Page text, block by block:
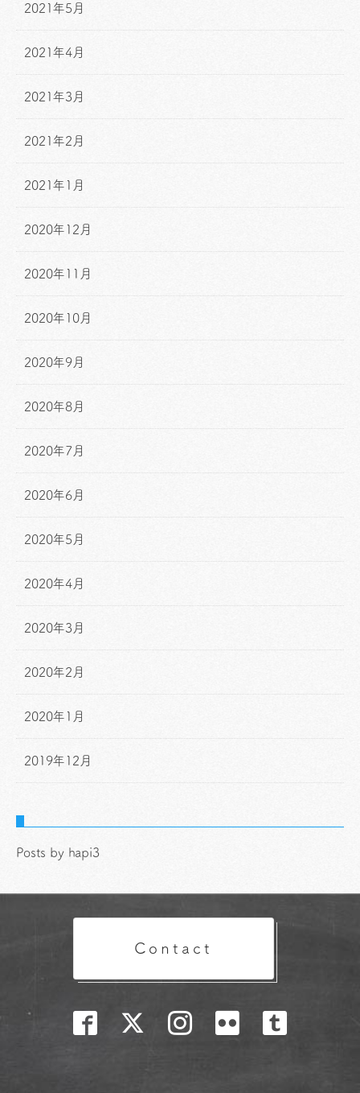
2021年5月
2021年4月
2021年3月
2021年2月
2021年1月
2020年12月
2020年11月
2020年10月
2020年9月
2020年8月
2020年7月
2020年6月
2020年5月
2020年4月
2020年3月
2020年2月
2020年1月
2019年12月
Posts by hapi3
Contact